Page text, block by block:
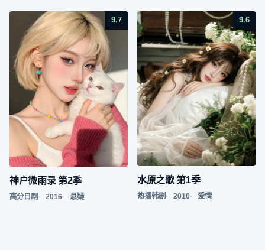
9.7
神户微雨录 第2季
高分日剧 2016 悬疑
9.6
水原之歌 第1季
热播韩剧 2010 爱情